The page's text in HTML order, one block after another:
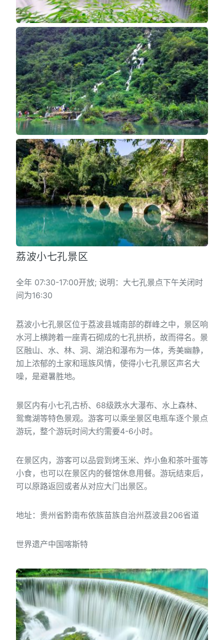
荔波小七孔景区
全年 07:30-17:00开放; 说明：大七孔景点下午关闭时
间为16:30
荔波小七孔景区位于荔波县城南部的群峰之中，景区响
水河上横跨着一座青石砌成的七孔拱桥，故而得名。景
区融山、水、林、洞、湖泊和瀑布为一体，秀美幽静，
加上浓郁的土家和瑶族风情，使得小七孔景区声名大
噪，是避暑胜地。
景区内有小七孔古桥、68级跌水大瀑布、水上森林、
鸳鸯湖等特色景观。游客可以乘坐景区电瓶车逐个景点
游玩，整个游玩时间大约需要4-6小时。
在景区内，游客可以品尝到烤玉米、炸小鱼和茶叶蛋等
小食，也可以在景区内的餐馆休息用餐。游玩结束后，
可以原路返回或者从对应大门出景区。
地址：贵州省黔南布依族苗族自治州荔波县206省道
世界遗产中国喀斯特